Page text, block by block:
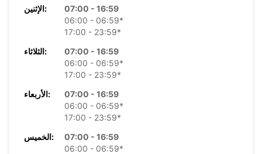
الإثنين:
07:00 - 16:59
06:00 - 06:59*
17:00 - 23:59*
الثلاثاء:
07:00 - 16:59
06:00 - 06:59*
17:00 - 23:59*
الأربعاء:
07:00 - 16:59
06:00 - 06:59*
17:00 - 23:59*
الخميس:
07:00 - 16:59
06:00 - 06:59*